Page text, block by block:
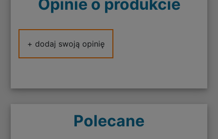
Opinie o produkcie
+ dodaj swoją opinię
Polecane